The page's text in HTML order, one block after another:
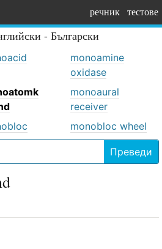
речник тестове
- Български
monoamine
oxidase
monoaural
receiver
monobloc wheel
Преведи